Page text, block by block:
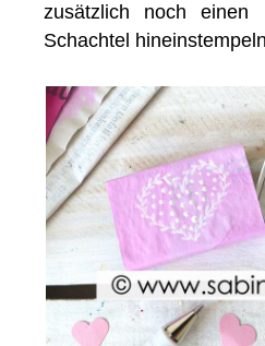
zusätzlich noch
Schachtel